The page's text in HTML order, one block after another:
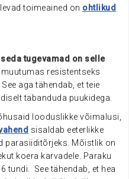
toimeained on ohtlikud
tugevamad on selle
resistentseks
aga tähendab, et teie
tabanduda puukidega.
looduslikke võimalusi,
sisaldab eeterlikke
parasiiditõrjeks. Mõistlik on
koera karvadele. Paraku
tundi. See tähendab, et hea